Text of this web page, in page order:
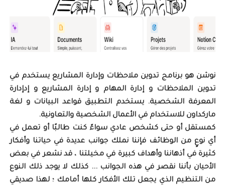
نوشن هو برنامج تدوين ملاحظات وإدارة المشاريع يستخدم في
تدوين الملاحظات و إدارة المهام و إدارة المشاريع و إدإدارة
المعرفة الشخصية. يستخدم التطبيق قواعد البيانات و لغة
ماركداون للاستخدام في الأعمال الشخصية والتعاونية.
كمستقل أو حتى كشخص عادي سواءً كنت طالبًا أو تعمل في
أي نوعٍ من الوظائف فإننا نملك جوانب عديدة في حياتنا وأفكار
كثيرة في أذهاننا وأهداف كبيرة في مخيلتنا ، قد نشعر في بعض
الأحيان بأننا نقصر في هذه الجوانب ... كذلك لا يوجد ذلك النوع
من التنظيم الذي يجعل تلك الأفكار كلها أمامك ؛ لهذا صديقي